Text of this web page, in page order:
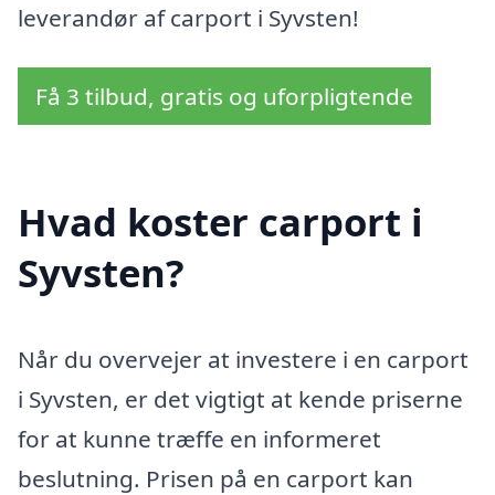
leverandør af carport i Syvsten!
Få 3 tilbud, gratis og uforpligtende
Hvad koster carport i
Syvsten?
Når du overvejer at investere i en carport
i Syvsten, er det vigtigt at kende priserne
for at kunne træffe en informeret
beslutning. Prisen på en carport kan